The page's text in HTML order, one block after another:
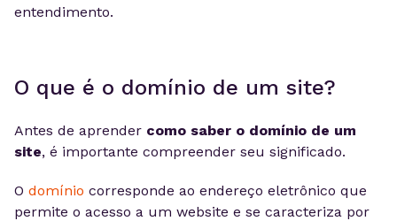
entendimento.
O que é o domínio de um site?
Antes de aprender como saber o domínio de um
site, é importante compreender seu significado.
O domínio corresponde ao endereço eletrônico que
permite o acesso a um website e se caracteriza por